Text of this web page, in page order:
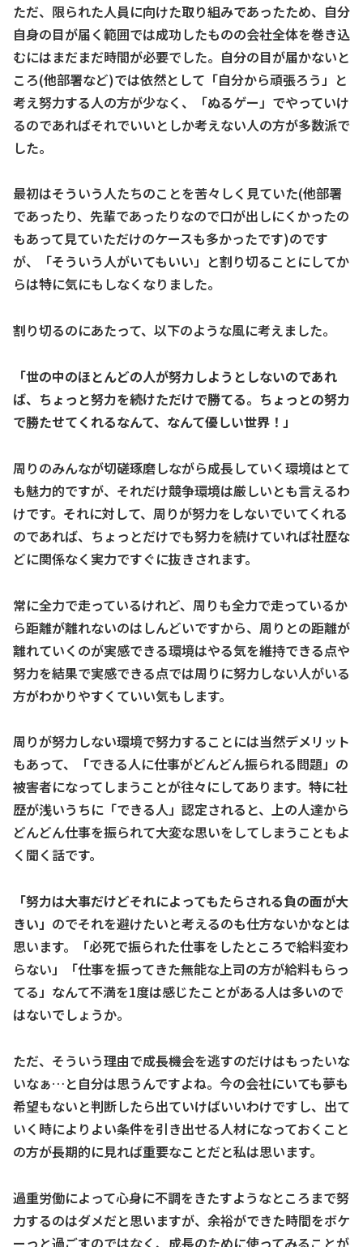
ただ、限られた人員に向けた取り組みであったため、自分
自身の目が届く範囲では成功したものの会社全体を巻き込
むにはまだまだ時間が必要でした。自分の目が届かないと
ころ(他部署など)では依然として「自分から頑張ろう」と
考え努力する人の方が少なく、「ぬるゲー」でやっていけ
るのであればそれでいいとしか考えない人の方が多数派で
した。
最初はそういう人たちのことを苦々しく見ていた(他部署
であったり、先輩であったりなので口が出しにくかったの
もあって見ていただけのケースも多かったです)のです
が、「そういう人がいてもいい」と割り切ることにしてか
らは特に気にもしなくなりました。
割り切るのにあたって、以下のような風に考えました。
「世の中のほとんどの人が努力しようとしないのであれ
ば、ちょっと努力を続けただけで勝てる。ちょっとの努力
で勝たせてくれるなんて、なんて優しい世界！」
周りのみんなが切磋琢磨しながら成長していく環境はとて
も魅力的ですが、それだけ競争環境は厳しいとも言えるわ
けです。それに対して、周りが努力をしないでいてくれる
のであれば、ちょっとだけでも努力を続けていれば社歴な
どに関係なく実力ですぐに抜きされます。
常に全力で走っているけれど、周りも全力で走っているか
ら距離が離れないのはしんどいですから、周りとの距離が
離れていくのが実感できる環境はやる気を維持できる点や
努力を結果で実感できる点では周りに努力しない人がいる
方がわかりやすくていい気もします。
周りが努力しない環境で努力することには当然デメリット
もあって、「できる人に仕事がどんどん振られる問題」の
被害者になってしまうことが往々にしてあります。特に社
歴が浅いうちに「できる人」認定されると、上の人達から
どんどん仕事を振られて大変な思いをしてしまうこともよ
く聞く話です。
「努力は大事だけどそれによってもたらされる負の面が大
きい」 のでそれを避けたいと考えるのも仕方ないかなとは
思います。「必死で振られた仕事をしたところで給料変わ
らない」「仕事を振ってきた無能な上司の方が給料もらっ
てる」なんて不満を1度は感じたことがある人は多いので
はないでしょうか。
ただ、そういう理由で成長機会を逃すのだけはもったいな
いなぁ…と自分は思うんですよね。今の会社にいても夢も
希望もないと判断したら出ていけばいいわけですし、出て
いく時によりよい条件を引き出せる人材になっておくこと
の方が長期的に見れば重要なことだと私は思います。
過重労働によって心身に不調をきたすようなところまで努
力するのはダメだと思いますが、余裕ができた時間をボケ
ーっと過ごすのではなく、成長のために使ってみることが